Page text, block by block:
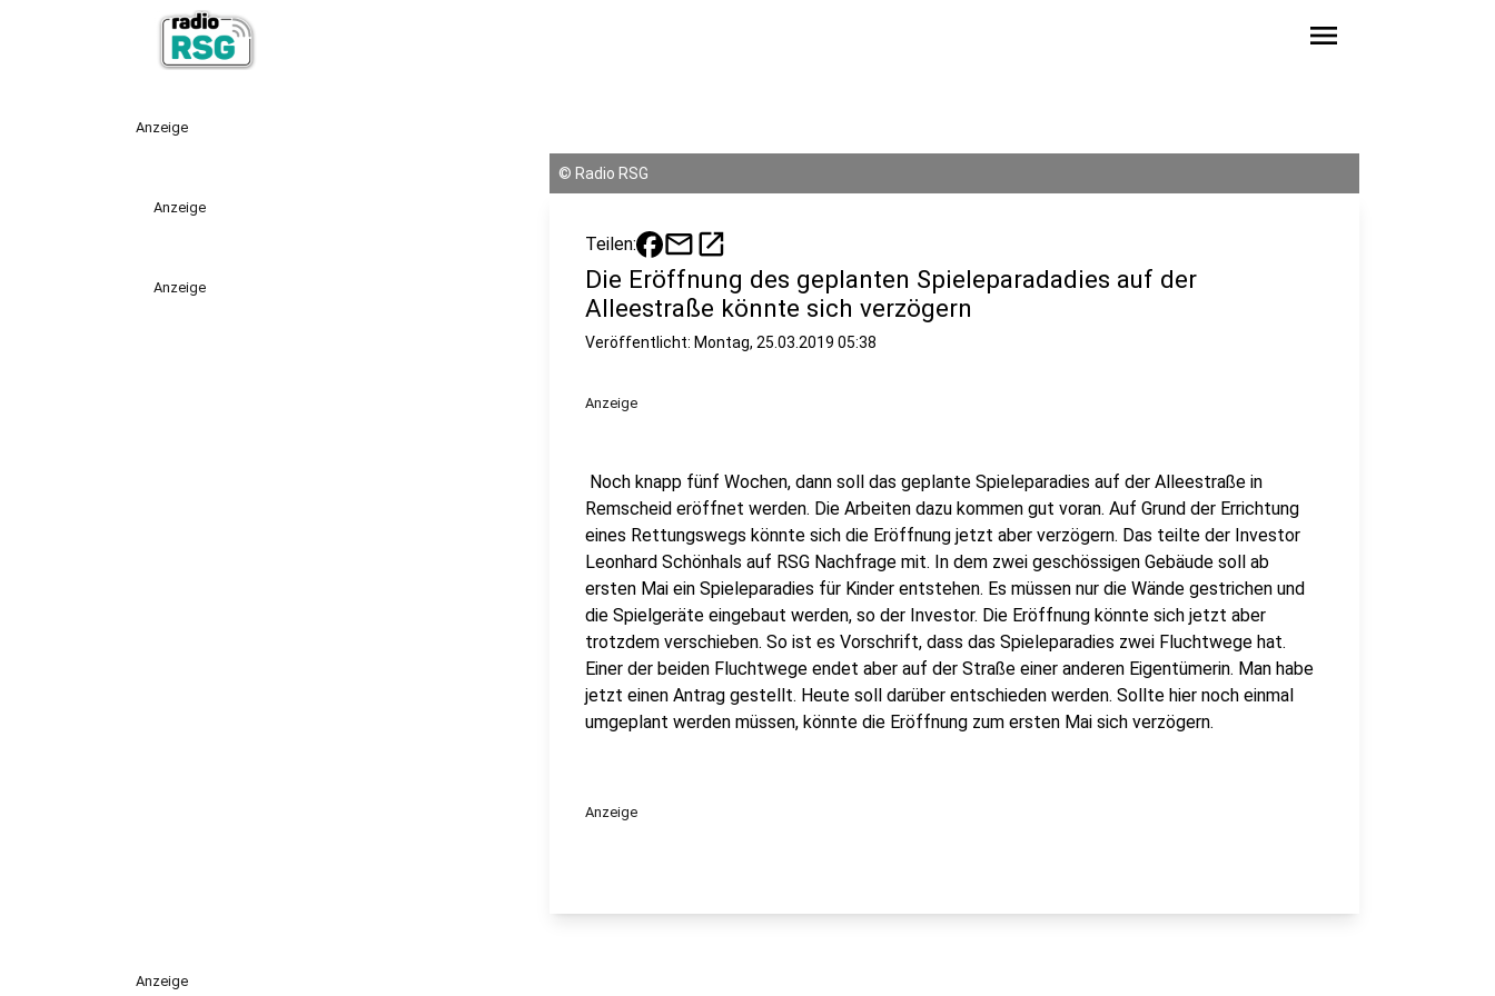
menu
Anzeige
Anzeige
Anzeige
© Radio RSG
Teilen: mailopen_in_new
Die Eröffnung des geplanten Spieleparadadies auf der
Alleestraße könnte sich verzögern
Veröffentlicht: Montag, 25.03.2019 05:38
Anzeige
Noch knapp fünf Wochen, dann soll das geplante Spieleparadies auf der Alleestraße in
Remscheid eröffnet werden. Die Arbeiten dazu kommen gut voran. Auf Grund der Errichtung
eines Rettungswegs könnte sich die Eröffnung jetzt aber verzögern. Das teilte der Investor
Leonhard Schönhals auf RSG Nachfrage mit. In dem zwei geschössigen Gebäude soll ab
ersten Mai ein Spieleparadies für Kinder entstehen. Es müssen nur die Wände gestrichen und
die Spielgeräte eingebaut werden, so der Investor. Die Eröffnung könnte sich jetzt aber
trotzdem verschieben. So ist es Vorschrift, dass das Spieleparadies zwei Fluchtwege hat.
Einer der beiden Fluchtwege endet aber auf der Straße einer anderen Eigentümerin. Man habe
jetzt einen Antrag gestellt. Heute soll darüber entschieden werden. Sollte hier noch einmal
umgeplant werden müssen, könnte die Eröffnung zum ersten Mai sich verzögern.
Anzeige
Anzeige